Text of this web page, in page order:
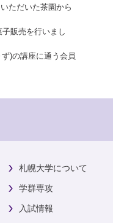
ただいた茶園から
販売を行いまし
)の講座に通う会員
札幌大学について
学群専攻
入試情報